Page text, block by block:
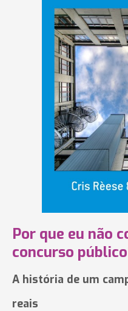
Por que eu não
concurso
A história de um
reais